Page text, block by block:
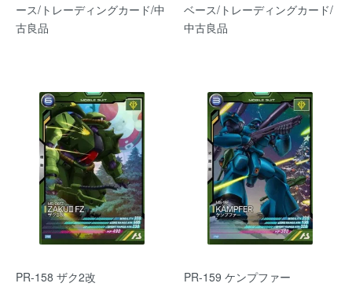
ース/トレーディングカード/中
古良品
ベース/トレーディングカード/
中古良品
PR-158 ザク2改
PR-159 ケンプファー